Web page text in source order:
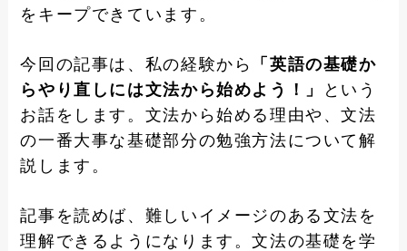
をキープできています。
今回の記事は、私の経験から
「英語の基礎か
らやり直しには文法から始めよう！」
という
お話をします。文法から始める理由や、文法
の一番大事な基礎部分の勉強方法について解
説します。
記事を読めば、難しいイメージのある文法を
理解できるようになります。文法の基礎を学